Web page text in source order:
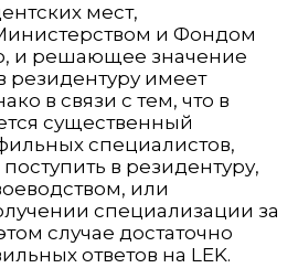
мест,
и Фондом
и решающее значение
резидентуру имеет
в связи с тем, что в
существенный
специалистов,
в резидентуру,
или
специализации за
случае достаточно
ответов на LEK.